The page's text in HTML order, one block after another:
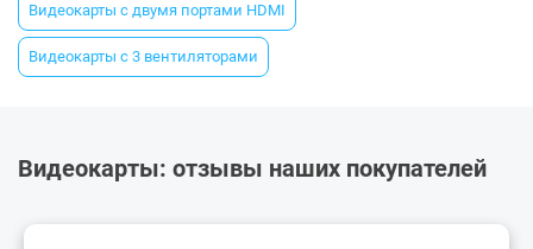
Видеокарты с двумя портами HDMI
Видеокарты с 3 вентиляторами
Видеокарты: отзывы наших покупателей